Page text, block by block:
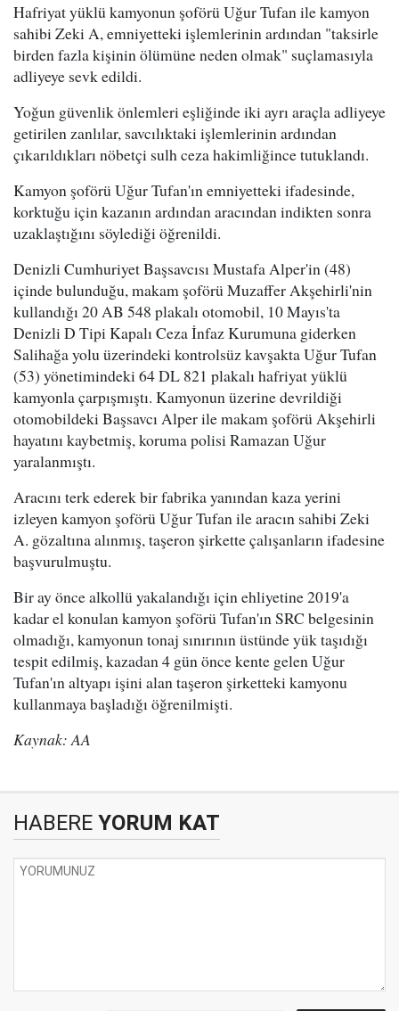
Hafriyat yüklü kamyonun şoförü Uğur Tufan ile kamyon
sahibi Zeki A, emniyetteki işlemlerinin ardından "taksirle
birden fazla kişinin ölümüne neden olmak" suçlamasıyla
adliyeye sevk edildi.
Yoğun güvenlik önlemleri eşliğinde iki ayrı araçla adliyeye
getirilen zanlılar, savcılıktaki işlemlerinin ardından
çıkarıldıkları nöbetçi sulh ceza hakimliğince tutuklandı.
Kamyon şoförü Uğur Tufan'ın emniyetteki ifadesinde,
korktuğu için kazanın ardından aracından indikten sonra
uzaklaştığını söylediği öğrenildi.
Denizli Cumhuriyet Başsavcısı Mustafa Alper'in (48)
içinde bulunduğu, makam şoförü Muzaffer Akşehirli'nin
kullandığı 20 AB 548 plakalı otomobil, 10 Mayıs'ta
Denizli D Tipi Kapalı Ceza İnfaz Kurumuna giderken
Salihağa yolu üzerindeki kontrolsüz kavşakta Uğur Tufan
(53) yönetimindeki 64 DL 821 plakalı hafriyat yüklü
kamyonla çarpışmıştı. Kamyonun üzerine devrildiği
otomobildeki Başsavcı Alper ile makam şoförü Akşehirli
hayatını kaybetmiş, koruma polisi Ramazan Uğur
yaralanmıştı.
Aracını terk ederek bir fabrika yanından kaza yerini
izleyen kamyon şoförü Uğur Tufan ile aracın sahibi Zeki
A. gözaltına alınmış, taşeron şirkette çalışanların ifadesine
başvurulmuştu.
Bir ay önce alkollü yakalandığı için ehliyetine 2019'a
kadar el konulan kamyon şoförü Tufan'ın SRC belgesinin
olmadığı, kamyonun tonaj sınırının üstünde yük taşıdığı
tespit edilmiş, kazadan 4 gün önce kente gelen Uğur
Tufan'ın altyapı işini alan taşeron şirketteki kamyonu
kullanmaya başladığı öğrenilmişti.
Kaynak: AA
HABERE YORUM KAT